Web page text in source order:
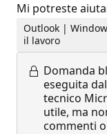
Mi potreste
Outlook |
il lavoro
Domanda
eseguita
tecnico
utile, ma
commenti